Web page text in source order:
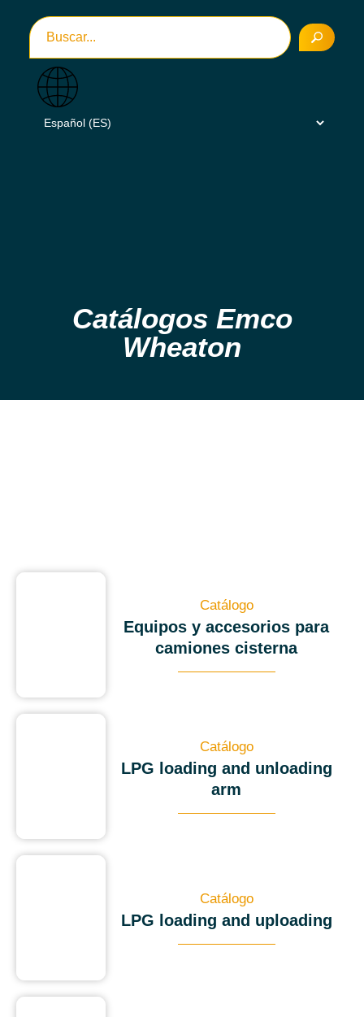
Catálogos Emco
Wheaton
Catálogo
Equipos y accesorios para
camiones cisterna
Catálogo
LPG loading and unloading
arm
Catálogo
LPG loading and uploading